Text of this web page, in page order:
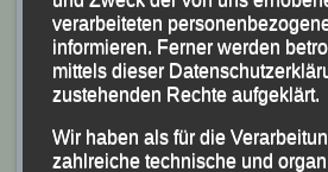
verarbeiteten
informieren. Ferner werden
mittels dieser
zustehenden Rechte aufgeklärt.
Wir haben als für die
zahlreiche technische und